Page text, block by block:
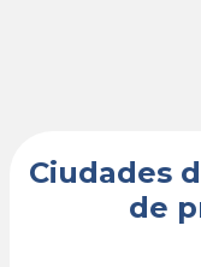
Ciudades
de